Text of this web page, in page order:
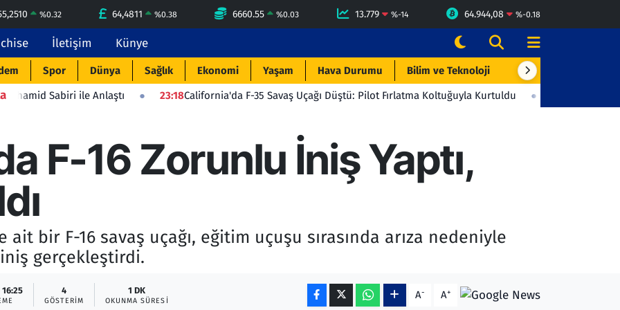
%0.32 64,4811 %0.38 6660.55 %0.03 13.779 %-14 64.944,08 %-0.18
İletişim Künye
Spor Dünya Sağlık Ekonomi Yaşam Hava Durumu Bilim ve Teknoloji Çevre & Doğa
ile Anlaştı 23:18 California'da F-35 Savaş Uçağı Düştü: Pilot Fırlatma Koltuğuyla Kurtuldu 23:06 Beşiktaş'tan
F-16 Zorunlu İniş Yaptı,
bir F-16 savaş uçağı, eğitim uçuşu sırasında arıza nedeniyle
gerçekleştirdi.
4
GÖSTERIM
1 DK
OKUNMA SÜRESI A- A+